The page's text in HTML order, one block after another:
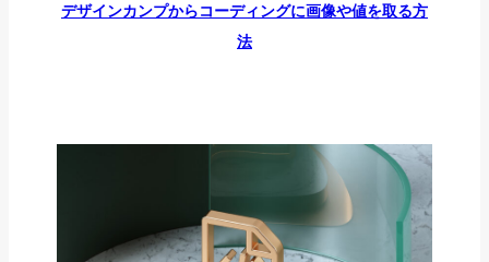
デザインカンプからコーディングに画像や値を取る方
法